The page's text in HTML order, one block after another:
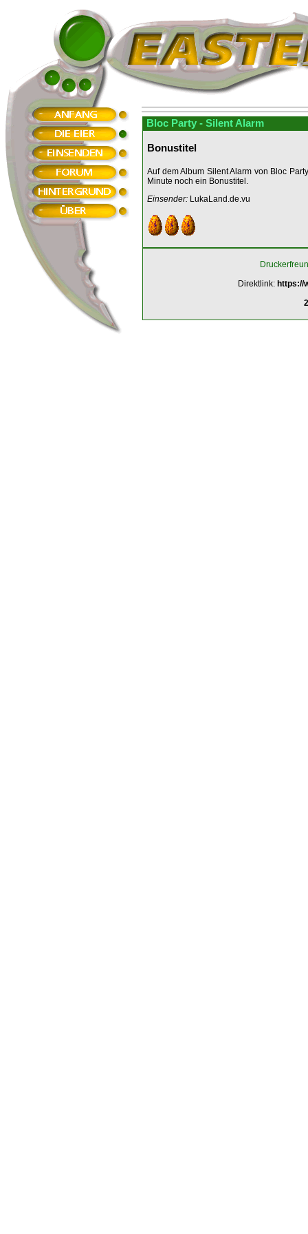
Bloc Party - Silent Alarm
Bonustitel
Auf dem Album Silent Alarm von Bloc
Minute noch ein Bonustitel.
Einsender: LukaLand.de.vu
Direktlink: https://